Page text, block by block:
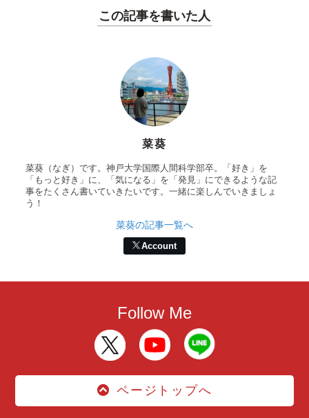
この記事を書いた人
菜葵
菜葵（なぎ）です。神戸大学国際人間科学部卒。「好き」を
「もっと好き」に、「気になる」を「発見」にできるような記
事をたくさん書いていきたいです。一緒に楽しんでいきましょ
う！
菜葵の記事一覧へ
Account
Follow Me
ページトップへ